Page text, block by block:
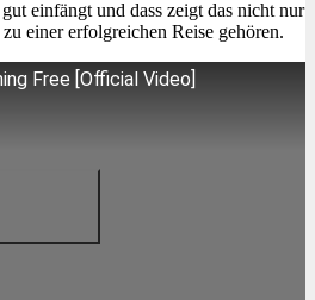
einfängt und dass zeigt das nicht nur
einer erfolgreichen Reise gehören.
Free [Official Video]